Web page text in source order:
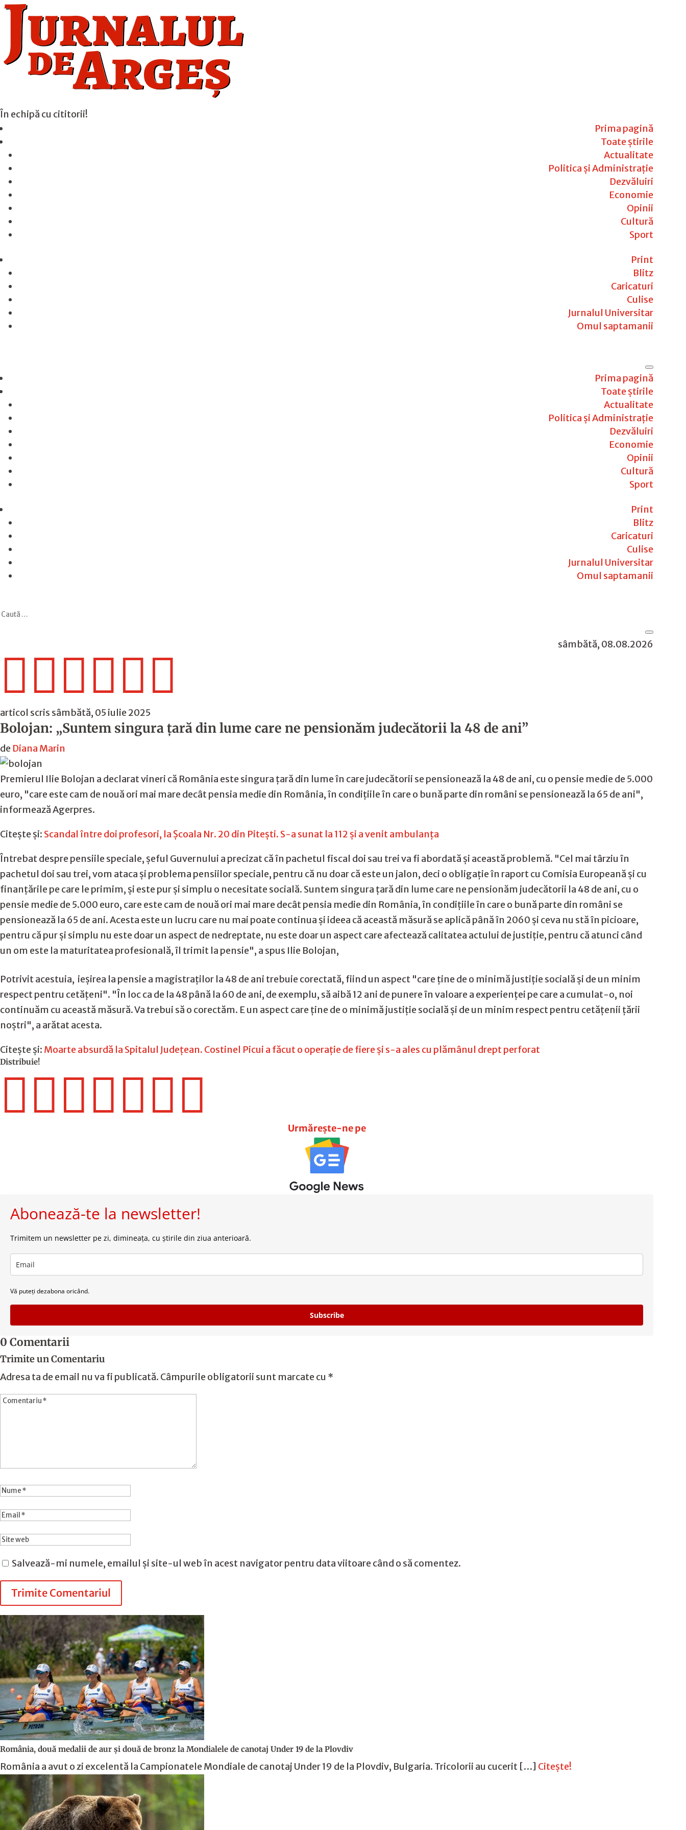
În echipă cu cititorii!
Prima pagină
Toate știrile
Actualitate
Politica și Administrație
Dezvăluiri
Economie
Opinii
Cultură
Sport
Print
Blitz
Caricaturi
Culise
Jurnalul Universitar
Omul saptamanii
Prima pagină
Toate știrile
Actualitate
Politica și Administrație
Dezvăluiri
Economie
Opinii
Cultură
Sport
Print
Blitz
Caricaturi
Culise
Jurnalul Universitar
Omul saptamanii
sâmbătă, 08.08.2026

articol scris sâmbătă, 05 iulie 2025
Bolojan: „Suntem singura ţară din lume care ne pensionăm judecătorii la 48 de ani”
de Diana Marin
Premierul Ilie Bolojan a declarat vineri că România este singura ţară din lume în care judecătorii se pensionează la 48 de ani, cu o pensie medie de 5.000
euro, "care este cam de nouă ori mai mare decât pensia medie din România, în condiţiile în care o bună parte din români se pensionează la 65 de ani",
informează Agerpres.
Citește și: Scandal între doi profesori, la Şcoala Nr. 20 din Piteşti. S-a sunat la 112 şi a venit ambulanţa
Întrebat despre pensiile speciale, şeful Guvernului a precizat că în pachetul fiscal doi sau trei va fi abordată şi această problemă. "Cel mai târziu în
pachetul doi sau trei, vom ataca şi problema pensiilor speciale, pentru că nu doar că este un jalon, deci o obligaţie în raport cu Comisia Europeană şi cu
finanţările pe care le primim, şi este pur şi simplu o necesitate socială. Suntem singura ţară din lume care ne pensionăm judecătorii la 48 de ani, cu o
pensie medie de 5.000 euro, care este cam de nouă ori mai mare decât pensia medie din România, în condiţiile în care o bună parte din români se
pensionează la 65 de ani. Acesta este un lucru care nu mai poate continua şi ideea că această măsură se aplică până în 2060 şi ceva nu stă în picioare,
pentru că pur şi simplu nu este doar un aspect de nedreptate, nu este doar un aspect care afectează calitatea actului de justiţie, pentru că atunci când
un om este la maturitatea profesională, îl trimit la pensie", a spus Ilie Bolojan,
Potrivit acestuia, ieşirea la pensie a magistraţilor la 48 de ani trebuie corectată, fiind un aspect "care ţine de o minimă justiţie socială şi de un minim
respect pentru cetăţeni". "În loc ca de la 48 până la 60 de ani, de exemplu, să aibă 12 ani de punere în valoare a experienţei pe care a cumulat-o, noi
continuăm cu această măsură. Va trebui să o corectăm. E un aspect care ţine de o minimă justiţie socială şi de un minim respect pentru cetăţenii ţării
noştri", a arătat acesta.
Citește și: Moarte absurdă la Spitalul Judeţean. Costinel Picui a făcut o operaţie de fiere şi s-a ales cu plămânul drept perforat
Distribuie!

Urmărește-ne pe
Abonează-te la newsletter!
Trimitem un newsletter pe zi, dimineața, cu știrile din ziua anterioară.
Vă puteți dezabona oricând.
Subscribe
0 Comentarii
Trimite un Comentariu
Adresa ta de email nu va fi publicată. Câmpurile obligatorii sunt marcate cu *
Salvează-mi numele, emailul și site-ul web în acest navigator pentru data viitoare când o să comentez.
Trimite Comentariul
România, două medalii de aur și două de bronz la Mondialele de canotaj Under 19 de la Plovdiv
România a avut o zi excelentă la Campionatele Mondiale de canotaj Under 19 de la Plovdiv, Bulgaria. Tricolorii au cucerit […] Citește!